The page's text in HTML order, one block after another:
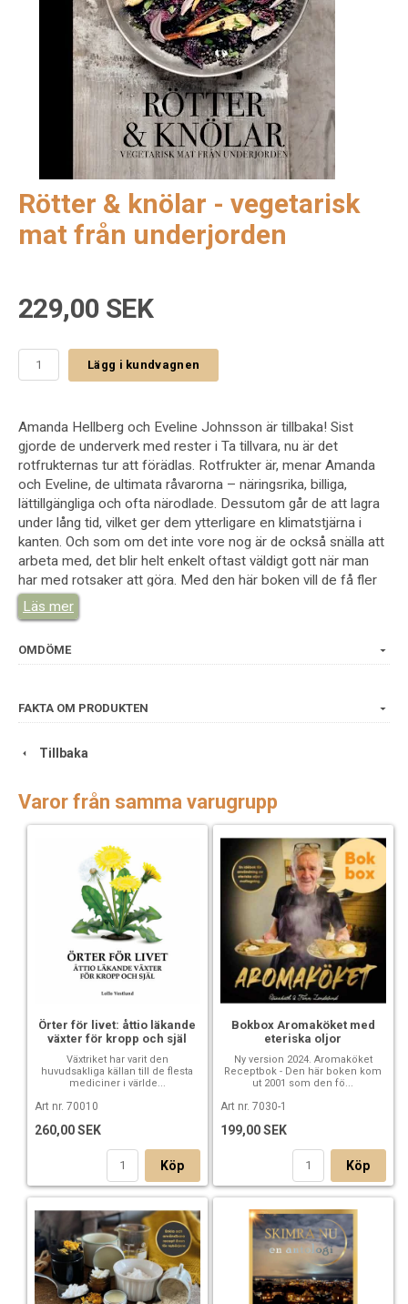
Rötter & knölar - vegetarisk
mat från underjorden
229,00 SEK
Lägg i kundvagnen
Amanda Hellberg och Eveline Johnsson är tillbaka! Sist
gjorde de underverk med rester i Ta tillvara, nu är det
rotfrukternas tur att förädlas. Rotfrukter är, menar Amanda
och Eveline, de ultimata råvarorna – näringsrika, billiga,
lättillgängliga och ofta närodlade. Dessutom går de att lagra
under lång tid, vilket ger dem ytterligare en klimatstjärna i
kanten. Och som om det inte vore nog är de också snälla att
arbeta med, det blir helt enkelt oftast väldigt gott när man
har med rotsaker att göra. Med den här boken vill de få fler
att upptäcka potentialen i dessa fantastiska råvaror!
markerade..
Omslag Inbunden med klotrygg
Format 200 x 245 mm
Lansering Sep 2016
Fotograf Eveline Johnsson
Läs mer
OMDÖME
FAKTA OM PRODUKTEN
Tillbaka
Varor från samma varugrupp
Örter för livet: åttio läkande
växter för kropp och själ
Växtriket har varit den
huvudsakliga källan till de flesta
mediciner i världe...
Art nr. 70010
260,00 SEK
Köp
Bokbox Aromaköket med
eteriska oljor
Ny version 2024. Aromaköket
Receptbok - Den här boken kom
ut 2001 som den fö...
Art nr. 7030-1
199,00 SEK
Köp